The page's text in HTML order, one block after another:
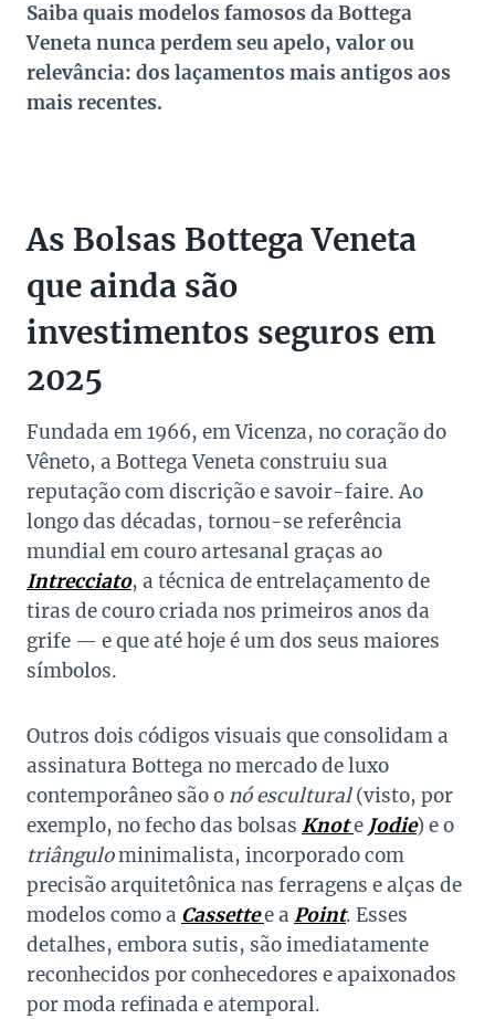
Saiba quais modelos famosos da Bottega
Veneta nunca perdem seu apelo, valor ou
relevância: dos laçamentos mais antigos aos
mais recentes.
As Bolsas Bottega Veneta
que ainda são
investimentos seguros em
2025
Fundada em 1966, em Vicenza, no coração do
Vêneto, a Bottega Veneta construiu sua
reputação com discrição e savoir-faire. Ao
longo das décadas, tornou-se referência
mundial em couro artesanal graças ao
Intrecciato, a técnica de entrelaçamento de
tiras de couro criada nos primeiros anos da
grife — e que até hoje é um dos seus maiores
símbolos.
Outros dois códigos visuais que consolidam a
assinatura Bottega no mercado de luxo
contemporâneo são onó escultural(visto, por
exemplo, no fecho das bolsas Knote Jodie) e o
triângulominimalista, incorporado com
precisão arquitetônica nas ferragens e alças de
modelos como a Cassettee a Point. Esses
detalhes, embora sutis, são imediatamente
reconhecidos por conhecedores e apaixonados
por moda refinada e atemporal.